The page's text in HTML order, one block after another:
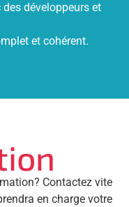
développeurs et
et cohérent.
Contactez vite
en charge votre